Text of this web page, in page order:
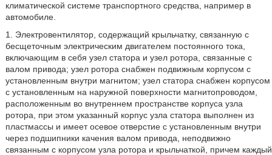
климатической системе транспортного средства, например в
автомобиле.
1. Электровентилятор, содержащий крыльчатку, связанную с
бесщеточным электрическим двигателем постоянного тока,
включающим в себя узел статора и узел ротора, связанные с
валом привода; узел ротора снабжен подвижным корпусом с
установленным внутри магнитом; узел статора снабжен корпусом
с установленным на наружной поверхности магнитопроводом,
расположенным во внутреннем пространстве корпуса узла
ротора, при этом указанный корпус узла статора выполнен из
пластмассы и имеет осевое отверстие с установленным внутри
через подшипники качения валом привода, неподвижно
связанным с корпусом узла ротора и крыльчаткой, причем каждый